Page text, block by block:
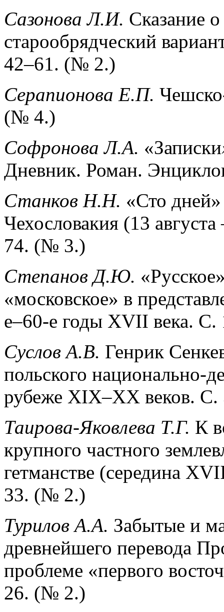
Сазонова Л.И. Сказание
старообрядческий
42–61. (№ 2.)
Серапионова Е.П.
(№ 4.)
Софронова Л.А. «Записки
Дневник. Роман.
Станков Н.Н. «Сто
Чехословакия (13
74. (№ 3.)
Степанов Д.Ю.
«московское» в
е–60-е годы XVII века.
Суслов А.В. Генрик
польского национально-
рубеже XIX–XX веков.
Таирова-Яковлева Т.Г. К
крупного частного
гетманстве (середина
33. (№ 2.)
Турилов А.А. Забытые и
древнейшего перевода
проблеме «первого
26. (№ 2.)